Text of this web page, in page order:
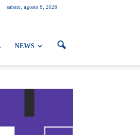
sabato, agosto 8, 2026
NEWS